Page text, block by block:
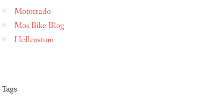
Motorrado
Mos Bike Blog
Hellcostum
Tags